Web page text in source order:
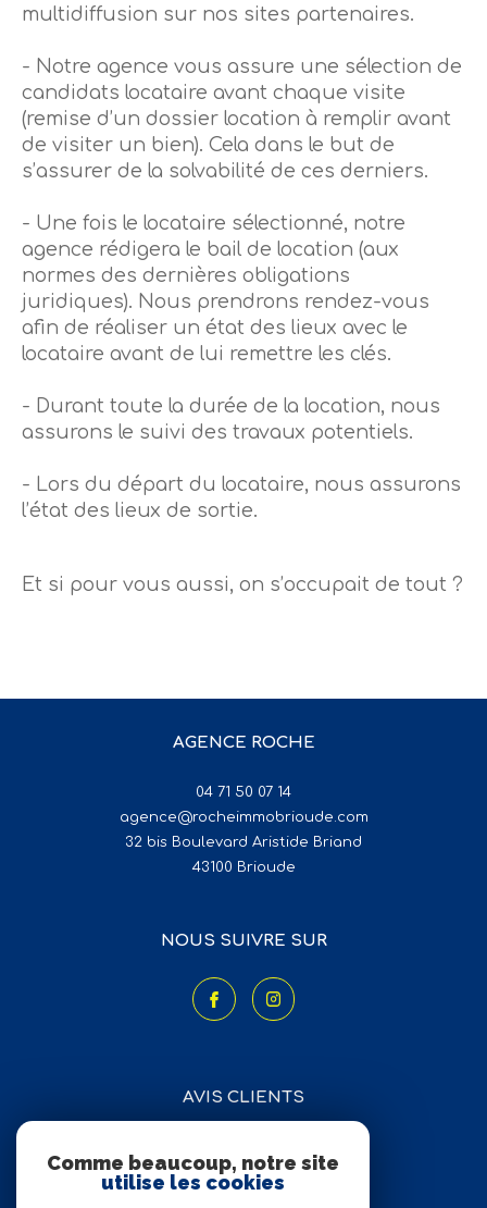
multidiffusion sur nos sites partenaires.
- Notre agence vous assure une sélection de
candidats locataire avant chaque visite
(remise d’un dossier location à remplir avant
de visiter un bien). Cela dans le but de
s’assurer de la solvabilité de ces derniers.
- Une fois le locataire sélectionné, notre
agence rédigera le bail de location (aux
normes des dernières obligations
juridiques). Nous prendrons rendez-vous
afin de réaliser un état des lieux avec le
locataire avant de lui remettre les clés.
- Durant toute la durée de la location, nous
assurons le suivi des travaux potentiels.
- Lors du départ du locataire, nous assurons
l’état des lieux de sortie.
Et si pour vous aussi, on s’occupait de tout ?
AGENCE ROCHE
04 71 50 07 14
agence@rocheimmobrioude.com
32 bis Boulevard Aristide Briand
43100
brioude
NOUS SUIVRE SUR
AVIS CLIENTS
Comme beaucoup, notre site
utilise les cookies